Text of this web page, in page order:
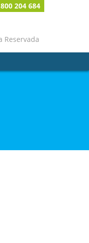
800 204 684
Reservada